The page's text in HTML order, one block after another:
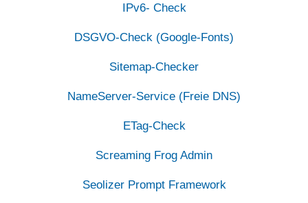
IPv6- Check
DSGVO-Check (Google-Fonts)
Sitemap-Checker
NameServer-Service (Freie DNS)
ETag-Check
Screaming Frog Admin
Seolizer Prompt Framework